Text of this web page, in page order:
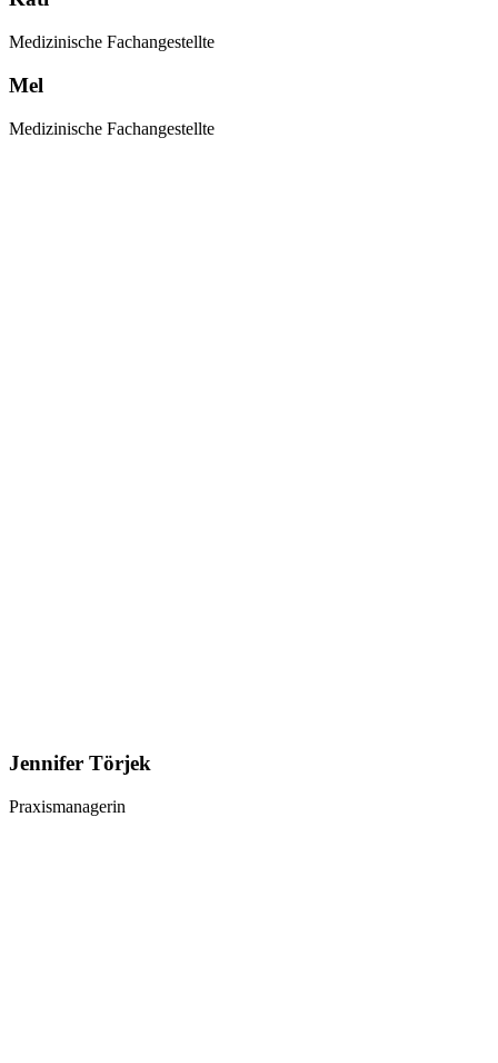
Medizinische Fachangestellte
Mel
Medizinische Fachangestellte
Jennifer Törjek
Praxismanagerin